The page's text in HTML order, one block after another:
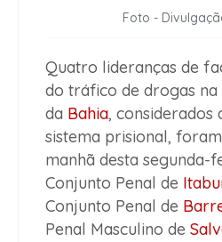
Foto -
Quatro lideranças de
do tráfico de drogas na
da Bahia, considerados
sistema prisional,
manhã desta segunda-
Conjunto Penal de
Conjunto Penal de
Penal Masculino de